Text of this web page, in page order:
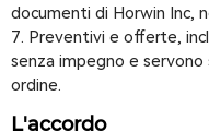
documenti di Horwin Inc,
7. Preventivi e offerte,
senza impegno e
ordine.
L'accordo